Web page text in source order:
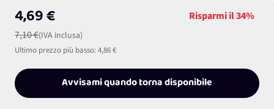
4,69 €
7,10 €(IVA inclusa)
Risparmi il34%
Ultimo prezzo più basso:4,86 €
Avvisami quando torna disponibile